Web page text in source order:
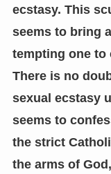
ecstasy. This
seems to bring
tempting one to
There is no
sexual ecstasy
seems to
the strict
the arms of